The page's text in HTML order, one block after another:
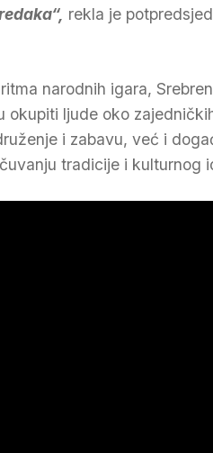
rekla je
narodnih igara,
okupiti ljude oko
i zabavu, već i
tradicije i kulturnog